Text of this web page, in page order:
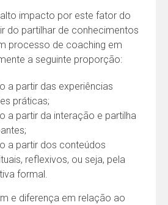
impacto por este fator do
do partilhar de conhecimentos
processo de coaching em
a seguinte proporção:
a partir das experiências
práticas;
a partir da interação e partilha
a partir dos conteúdos
reflexivos, ou seja, pela
formal.
e diferença em relação ao